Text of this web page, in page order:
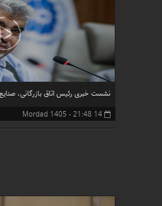
نشست خبری رئیس اتاق بازرگانی،
14 Mordad 1405 - 21:48